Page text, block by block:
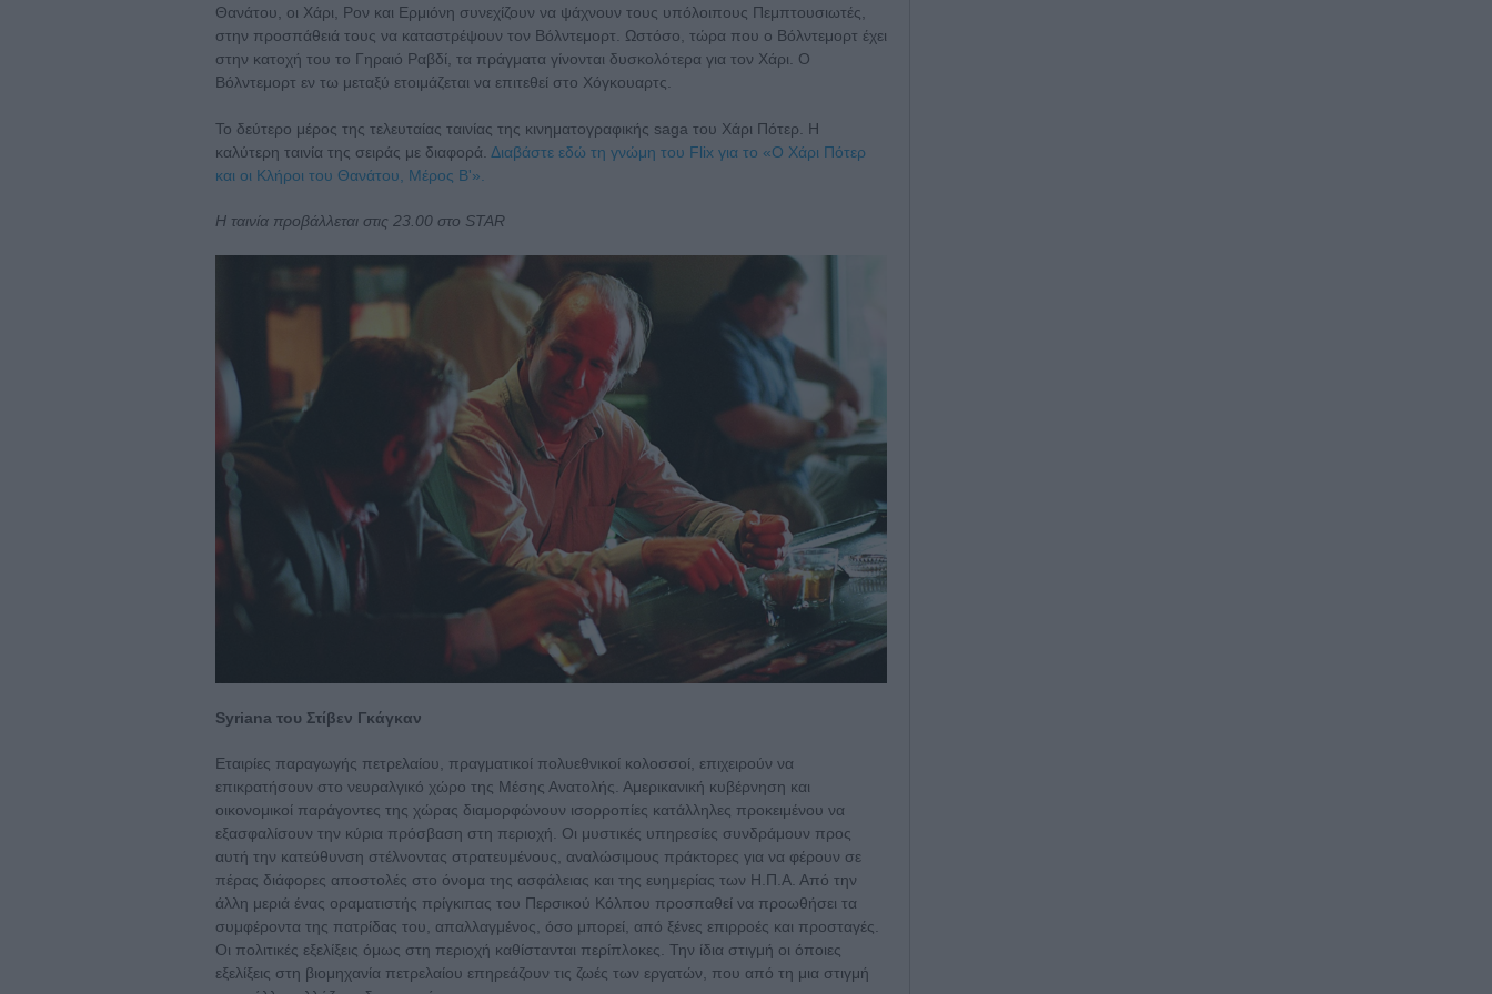
Θανάτου, οι Χάρι, Ρον και Ερμιόνη συνεχίζουν να ψάχνουν τους υπόλοιπους Πεμπτουσιωτές,
στην προσπάθειά τους να καταστρέψουν τον Βόλντεμορτ. Ωστόσο, τώρα που ο Βόλντεμορτ έχει
στην κατοχή του το Γηραιό Ραβδί, τα πράγματα γίνονται δυσκολότερα για τον Χάρι. Ο
Βόλντεμορτ εν τω μεταξύ ετοιμάζεται να επιτεθεί στο Χόγκουαρτς.
Το δεύτερο μέρος της τελευταίας ταινίας της κινηματογραφικής saga του Χάρι Πότερ. Η
καλύτερη ταινία της σειράς με διαφορά. Διαβάστε εδώ τη γνώμη του Flix για το «Ο Χάρι Πότερ
και οι Κλήροι του Θανάτου, Μέρος Β'».
Η ταινία προβάλλεται στις 23.00 στο STAR
Syriana του Στίβεν Γκάγκαν
Εταιρίες παραγωγής πετρελαίου, πραγματικοί πολυεθνικοί κολοσσοί, επιχειρούν να
επικρατήσουν στο νευραλγικό χώρο της Μέσης Ανατολής. Αμερικανική κυβέρνηση και
οικονομικοί παράγοντες της χώρας διαμορφώνουν ισορροπίες κατάλληλες προκειμένου να
εξασφαλίσουν την κύρια πρόσβαση στη περιοχή. Οι μυστικές υπηρεσίες συνδράμουν προς
αυτή την κατεύθυνση στέλνοντας στρατευμένους, αναλώσιμους πράκτορες για να φέρουν σε
πέρας διάφορες αποστολές στο όνομα της ασφάλειας και της ευημερίας των Η.Π.Α. Από την
άλλη μεριά ένας οραματιστής πρίγκιπας του Περσικού Κόλπου προσπαθεί να προωθήσει τα
συμφέροντα της πατρίδας του, απαλλαγμένος, όσο μπορεί, από ξένες επιρροές και προσταγές.
Οι πολιτικές εξελίξεις όμως στη περιοχή καθίστανται περίπλοκες. Την ίδια στιγμή οι όποιες
εξελίξεις στη βιομηχανία πετρελαίου επηρεάζουν τις ζωές των εργατών, που από τη μια στιγμή